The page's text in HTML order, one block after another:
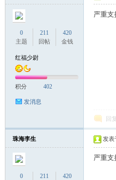
盟
0
主题
211
回帖
420
金钱
红福少尉
积分 402
发消息
严重支
回复
珠海李生
0
211
420
发表
严重支